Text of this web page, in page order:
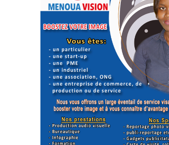
GESPROS formation : La rentrée
académique ce 10 Octobre 2022.